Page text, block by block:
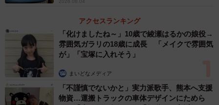
2026.08.04
アクセスランキング
「化けましたね～」10歳で綾瀬はるかの娘役→
雰囲気ガラリの18歳に成長 「メイクで雰囲気
が」「宝塚に入れそう」
まいどなメディア
「不謹慎でないかと」実力派歌手、熊本へ支援
物資…運搬トラックの車体デザインにためら